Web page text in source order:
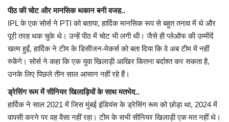
पीठ की चोट और मानसिक थकान बनी वजह..
IPL के एक सोर्स ने PTI को बताया, हार्दिक मानसिक रूप से बहुत तनाव में थे और
पूरी तरह थक चुके थे। उन्हें पीठ में चोट भी लगी थी। जैसे ही प्लेऑफ की उम्मीदें
खत्म हुईं, हार्दिक ने टीम के डिसीजन-मेकर्स को बता दिया कि वे अब टीम में नहीं
रुकेंगे। सोर्स ने कहा कि एक युवा खिलाड़ी आखिर कितना बर्दाश्त कर सकता है,
उनके लिए पिछले तीन साल आसान नहीं रहे हैं।
ड्रेसिंग रूम में सीनियर खिलाड़ियों के साथ मतभेद..
हार्दिक ने साल 2021 में जिस मुंबई इंडियंस के ड्रेसिंग रूम को छोड़ा था, 2024 में
वापसी करने पर वह वैसा नहीं रहा। टीम के सभी सीनियर खिलाड़ी एक मत नहीं थे।